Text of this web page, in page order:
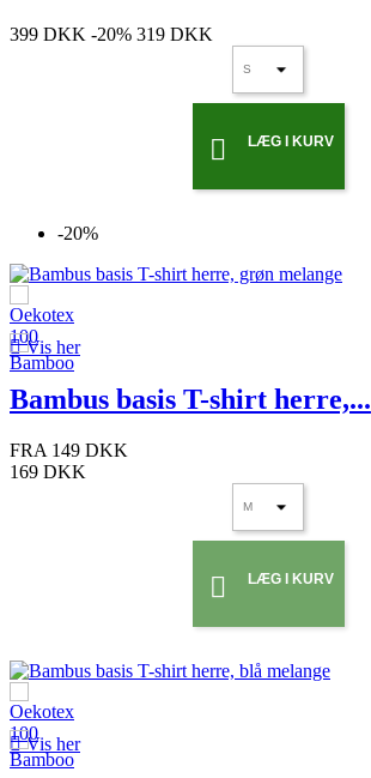
399 DKK -20% 319 DKK
 LÆG I KURV
-20%
Vis her
Bambus basis T-shirt herre,...
FRA 149 DKK
169 DKK
 LÆG I KURV
Vis her